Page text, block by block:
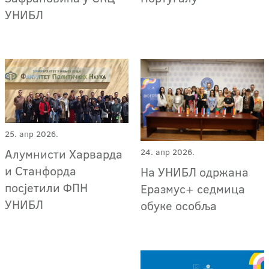
УНИБЛ
25. апр 2026.
Алумнисти Харварда
и Станфорда
посјетили ФПН
УНИБЛ
24. апр 2026.
На УНИБЛ одржана
Еразмус+ седмица
обуке особља